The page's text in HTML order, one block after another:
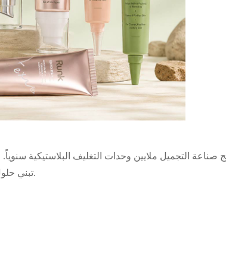
صناعة التجميل ملايين وحدات التغليف البلاستيكية
تبني حلول تغليف أكثر استدامة تقلل من النفايات وتحسن إمكانية إعادة التدوير.